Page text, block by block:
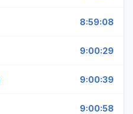
8:59:08
9:00:29
9:00:39
9:00:58